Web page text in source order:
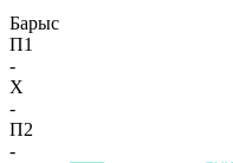
Барыс
П1
-
X
-
П2
-